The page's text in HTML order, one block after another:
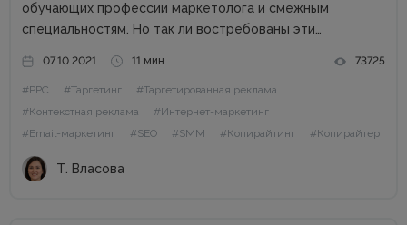
обучающих профессии маркетолога и смежным
специальностям. Но так ли востребованы эти
себя в роли маркетолога, и каких специалистов ищут
работодатели? Обо всем этом и немного больше...
07.10.2021 11 мин. 73725
#PPC #Таргетинг
#Таргетированная реклама
#Контекстная реклама
#Интернет-маркетинг
#Email-маркетинг
#SEO #SMM #Копирайтинг #Копирайтер
Т. Власова